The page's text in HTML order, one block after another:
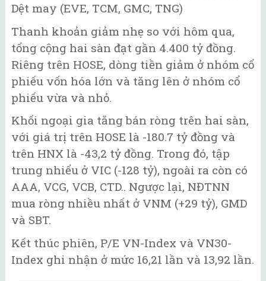
Dệt may (EVE, TCM, GMC, TNG)
Thanh khoản giảm nhẹ so với hôm qua,
tổng cộng hai sàn đạt gần 4.400 tỷ đồng.
Riêng trên HOSE, dòng tiền giảm ở nhóm cổ
phiếu vốn hóa lớn và tăng lên ở nhóm cổ
phiếu vừa và nhỏ.
Khối ngoại gia tăng bán ròng trên hai sàn,
với giá trị trên HOSE là -180.7 tỷ đồng và
trên HNX là -43,2 tỷ đồng. Trong đó, tập
trung nhiểu ở VIC (-128 tỷ), ngoài ra còn có
AAA, VCG, VCB, CTD.. Ngược lại, NĐTNN
mua ròng nhiều nhất ở VNM (+29 tỷ), GMD
và SBT.
Kết thúc phiên, P/E VN-Index và VN30-
Index ghi nhận ở mức 16,21 lần và 13,92 lần.